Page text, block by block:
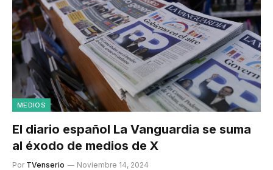
MEDIOS
El diario español La Vanguardia se suma
al éxodo de medios de X
Por TVenserio Noviembre 14, 2024